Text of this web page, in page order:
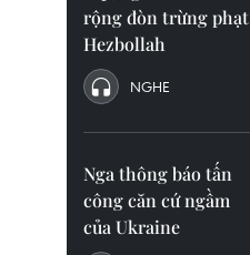
rộng đòn trừng phạt
Hezbollah
NGHE
Nga thông báo tấn
công căn cứ ngầm
của Ukraine